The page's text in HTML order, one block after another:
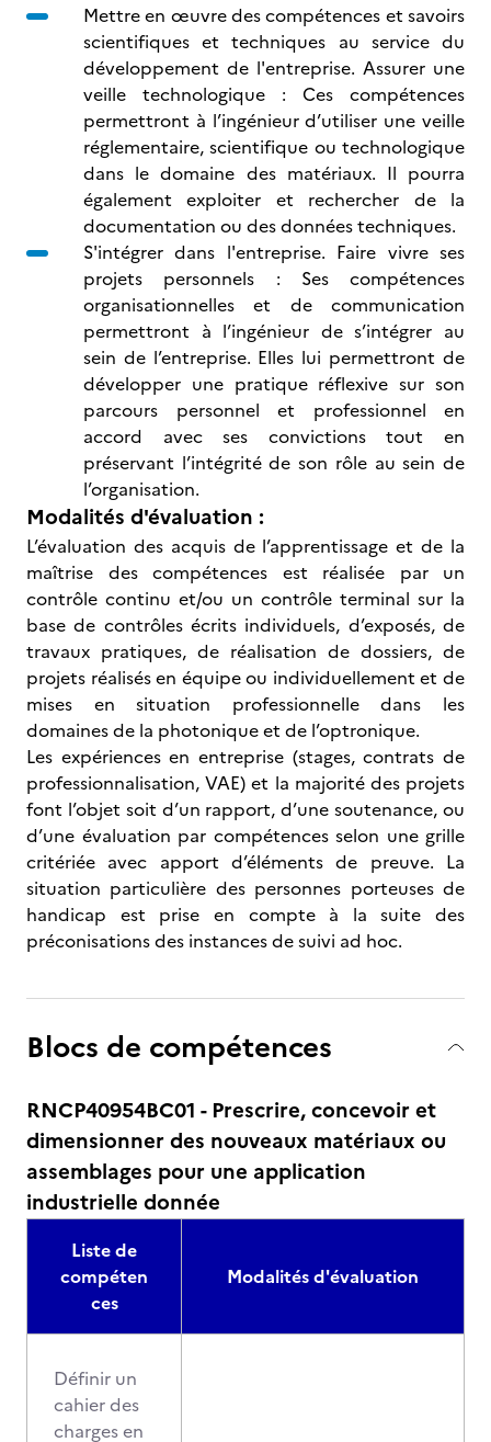
Mettre en œuvre des compétences et savoirs
scientifiques et techniques au service du
développement de l'entreprise. Assurer une
veille technologique : Ces compétences
permettront à l’ingénieur d’utiliser une veille
réglementaire, scientifique ou technologique
dans le domaine des matériaux. Il pourra
également exploiter et rechercher de la
documentation ou des données techniques.
S'intégrer dans l'entreprise. Faire vivre ses
projets personnels : Ses compétences
organisationnelles et de communication
permettront à l’ingénieur de s’intégrer au
sein de l’entreprise. Elles lui permettront de
développer une pratique réflexive sur son
parcours personnel et professionnel en
accord avec ses convictions tout en
préservant l’intégrité de son rôle au sein de
l’organisation.
Modalités d'évaluation :
L’évaluation des acquis de l’apprentissage et de la
maîtrise des compétences est réalisée par un
contrôle continu et/ou un contrôle terminal sur la
base de contrôles écrits individuels, d’exposés, de
travaux pratiques, de réalisation de dossiers, de
projets réalisés en équipe ou individuellement et de
mises en situation professionnelle dans les
domaines de la photonique et de l’optronique.
Les expériences en entreprise (stages, contrats de
professionnalisation, VAE) et la majorité des projets
font l’objet soit d’un rapport, d’une soutenance, ou
d’une évaluation par compétences selon une grille
critériée avec apport d’éléments de preuve. La
situation particulière des personnes porteuses de
handicap est prise en compte à la suite des
préconisations des instances de suivi ad hoc.
Blocs de compétences
RNCP40954BC01 - Prescrire, concevoir et
dimensionner des nouveaux matériaux ou
assemblages pour une application
industrielle donnée
Liste de
compéten
ces
Modalités d'évaluation
Définir un
cahier des
charges en